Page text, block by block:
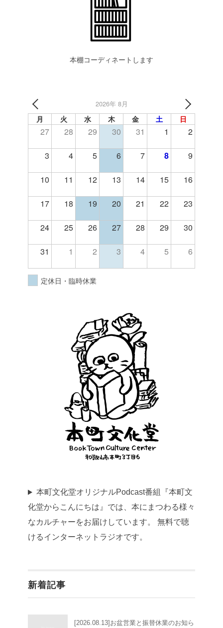
本棚コーディネートします
2026年 8月
月 火 水 木 金 土 日
27 28 29 30 31 1 2
3 4 5 6 7 8 9
10 11 12 13 14 15 16
17 18 19 20 21 22 23
24 25 26 27 28 29 30
31 1 2 3 4 5 6
定休日・臨時休業
本町文化堂オリジナルPodcast番組『本町文
化堂からこんにちは』では、本にまつわる様々
なカルチャーをお届けしています。 無料で聴
けるインターネットラジオです。
新着記事
[2026.08.13]お盆営業と振替休業のお知ら